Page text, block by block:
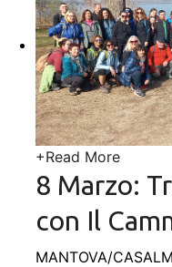
+Read More
8 Marzo:
con Il
MANTOVA/